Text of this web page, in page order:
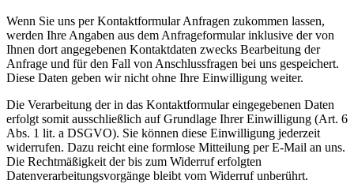
Wenn Sie uns per Kontaktformular Anfragen zukommen lassen,
werden Ihre Angaben aus dem Anfrageformular inklusive der von
Ihnen dort angegebenen Kontaktdaten zwecks Bearbeitung der
Anfrage und für den Fall von Anschlussfragen bei uns gespeichert.
Diese Daten geben wir nicht ohne Ihre Einwilligung weiter.
Die Verarbeitung der in das Kontaktformular eingegebenen Daten
erfolgt somit ausschließlich auf Grundlage Ihrer Einwilligung (Art. 6
Abs. 1 lit. a DSGVO). Sie können diese Einwilligung jederzeit
widerrufen. Dazu reicht eine formlose Mitteilung per E-Mail an uns.
Die Rechtmäßigkeit der bis zum Widerruf erfolgten
Datenverarbeitungsvorgänge bleibt vom Widerruf unberührt.